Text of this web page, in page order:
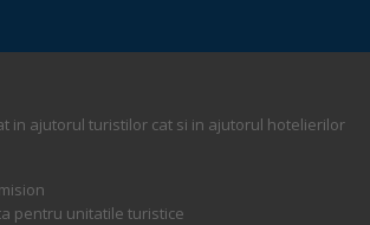
in ajutorul turistilor cat si in ajutorul hotelierilor
pentru unitatile turistice